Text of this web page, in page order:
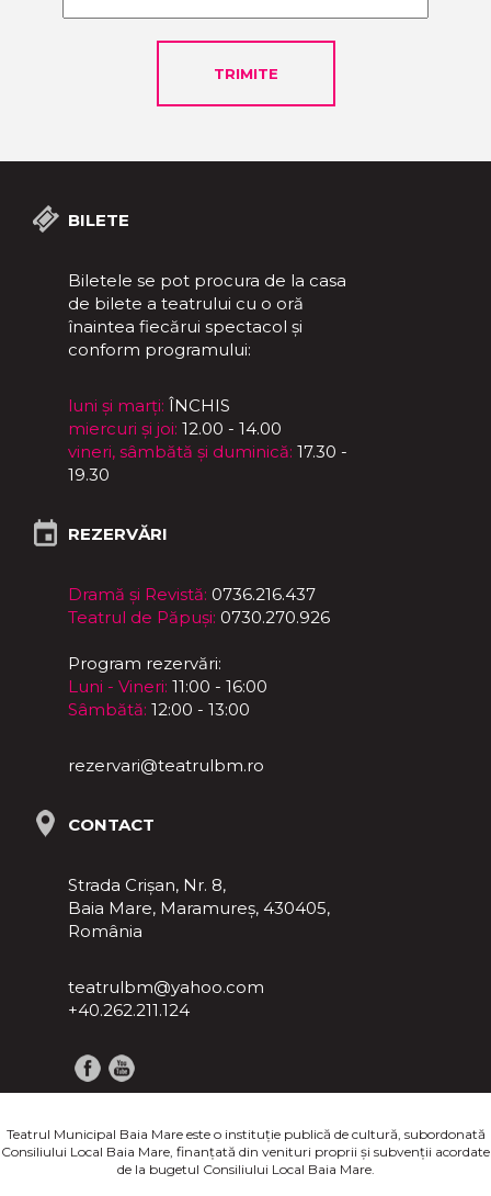
BILETE
Biletele se pot procura de la casa
de bilete a teatrului cu o oră
înaintea fiecărui spectacol și
conform programului:
luni și marți: ÎNCHIS
miercuri și joi: 12.00 - 14.00
vineri, sâmbătă și duminică: 17.30 -
19.30
REZERVĂRI
Dramă și Revistă: 0736.216.437
Teatrul de Păpuși: 0730.270.926
Program rezervări:
Luni - Vineri: 11:00 - 16:00
Sâmbătă: 12:00 - 13:00
rezervari@teatrulbm.ro
CONTACT
Strada Crișan, Nr. 8,
Baia Mare, Maramureş, 430405,
România
teatrulbm@yahoo.com
+40.262.211.124
Teatrul Municipal Baia Mare este o instituţie publică de cultură, subordonată
Consiliului Local Baia Mare, finanţată din venituri proprii şi subvenţii acordate
de la bugetul Consiliului Local Baia Mare.